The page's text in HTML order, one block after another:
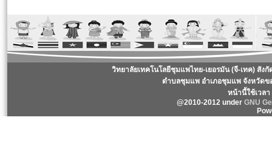
วิทยาลัยเทคโนโลยีชุมแพไทย-เยอรมัน (จี-เทค) สัง
ตำบลชุมแพ อำเภอชุมแพ จังหวัดข
หน้านี้ใช้เวล
@2010-2012 under GNU